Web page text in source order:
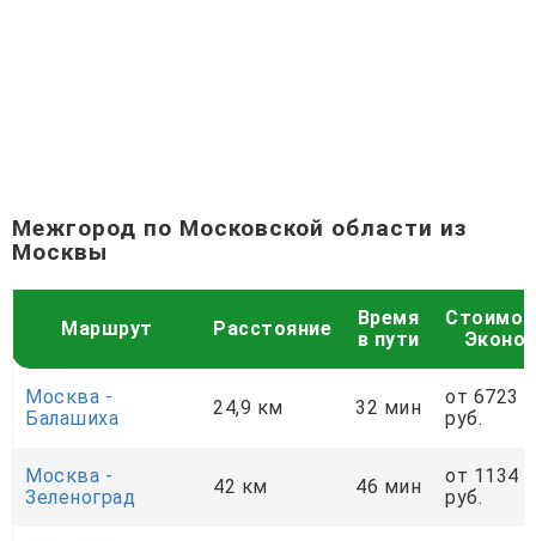
Межгород по Московской области из
Москвы
Маршрут Расстояние
Время
в пути
Москва -
Балашиха
24,9 км 32 мин
от 6723
руб.
Москва -
Зеленоград
42 км 46 мин
от 1134
руб.